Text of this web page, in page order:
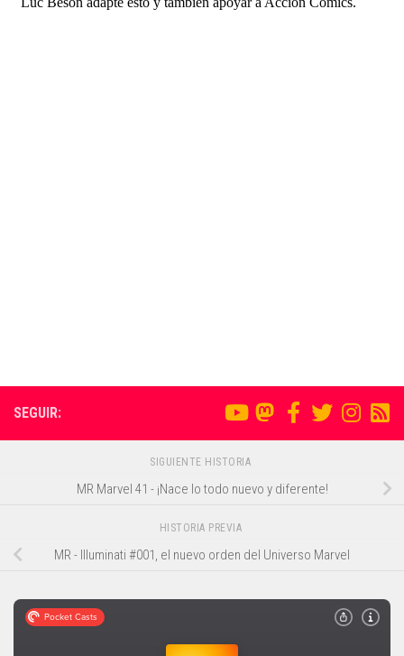
SEGUIR:
SIGUIENTE HISTORIA
MR Marvel 41 - ¡Nace lo todo nuevo y diferente!
HISTORIA PREVIA
MR - Illuminati #001, el nuevo orden del Universo Marvel